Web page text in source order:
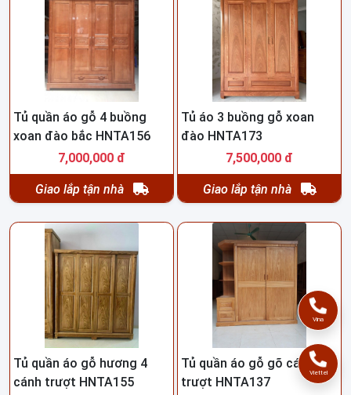
Tủ quần áo gỗ 4 buồng
xoan đào bắc HNTA156
7,000,000 đ
Giao lắp tận nhà
Tủ áo 3 buồng gỗ xoan
đào HNTA173
7,500,000 đ
Giao lắp tận nhà
Tủ quần áo gỗ hương 4
cánh trượt HNTA155
Tủ quần áo gỗ gõ cánh
trượt HNTA137
Vina
Viettel